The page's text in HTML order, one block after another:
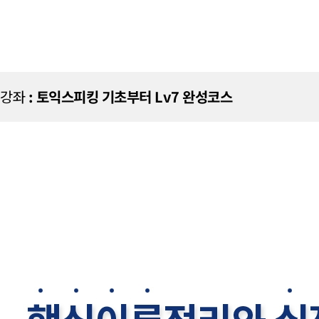
강좌: 토익스피킹 기초부터 Lv7 완성코스